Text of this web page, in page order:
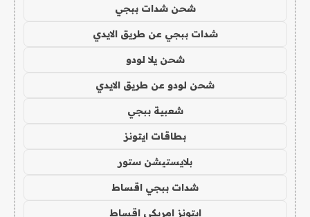
شحن شدات ببجي
شدات ببجي عن طريق الايدي
شحن يلا لودو
شحن لودو عن طريق الايدي
شعبية ببجي
بطاقات ايتونز
بلايستيشن ستور
شدات ببجي اقساط
ايتونز امريكي اقساط